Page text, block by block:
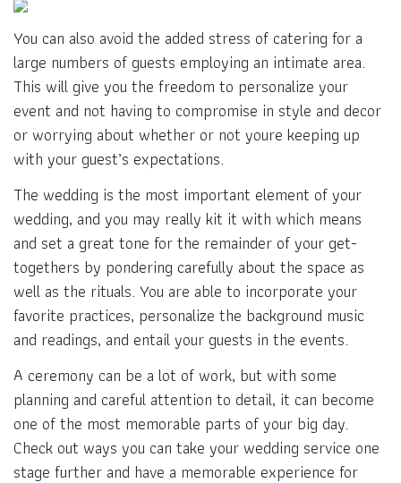
You can also avoid the added stress of catering for a
large numbers of guests employing an intimate area.
This will give you the freedom to personalize your
event and not having to compromise in style and decor
or worrying about whether or not youre keeping up
with your guest’s expectations.
The wedding is the most important element of your
wedding, and you may really kit it with which means
and set a great tone for the remainder of your get-
togethers by pondering carefully about the space as
well as the rituals. You are able to incorporate your
favorite practices, personalize the background music
and readings, and entail your guests in the events.
A ceremony can be a lot of work, but with some
planning and careful attention to detail, it can become
one of the most memorable parts of your big day.
Check out ways you can take your wedding service one
stage further and have a memorable experience for